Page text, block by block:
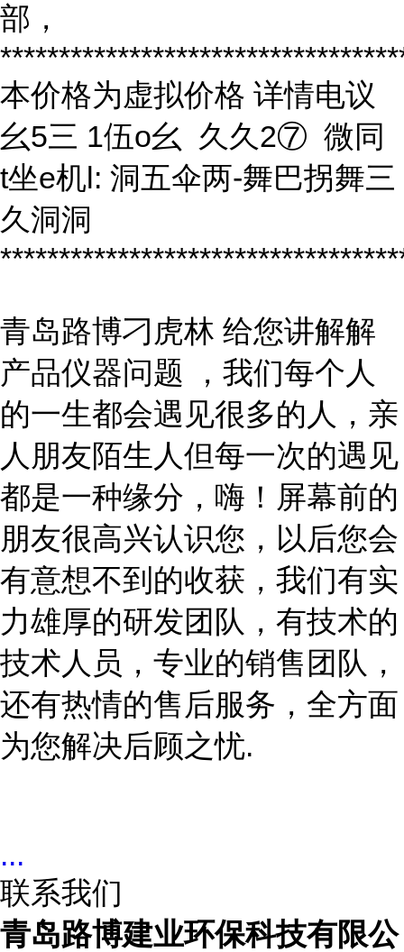
部，
本价格为虚拟价格 详情电议
幺5三 1伍o幺 久久2⑦ 微同
t坐e机l: 洞五伞两-舞巴拐舞三
久洞洞
青岛路博刁虎林 给您讲解解
产品仪器问题 ，我们每个人
的一生都会遇见很多的人，亲
人朋友陌生人但每一次的遇见
都是一种缘分，嗨！屏幕前的
朋友很高兴认识您，以后您会
有意想不到的收获，我们有实
力雄厚的研发团队，有技术的
技术人员，专业的销售团队，
还有热情的售后服务，全方面
为您解决后顾之忧.
...
联系我们
青岛路博建业环保科技有限公